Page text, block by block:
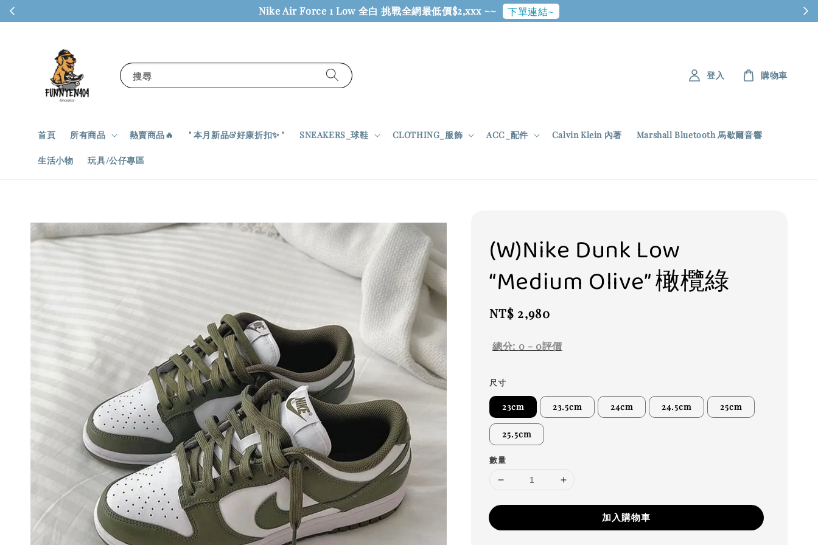
Nike Air Force 1 Low 全白 挑戰全網最低價$2,xxx ~~ 下單連結~
搜尋
首頁 所有商品 熱賣商品🔥 " 本月新品&好康折扣✨ " SNEAKERS_球鞋 CLOTHING_服飾 ACC_配件 Calvin Klein 內著 Marshall Bluetooth 馬歇爾音響
生活小物 玩具/公仔專區
登入 購物車
(W)Nike Dunk Low
“Medium Olive” 橄欖綠
Regular
NT$ 2,980
總分: 0 - 0評價
尺寸
23cm 23.5cm 24cm 24.5cm 25cm
25.5cm
數量
加入購物車